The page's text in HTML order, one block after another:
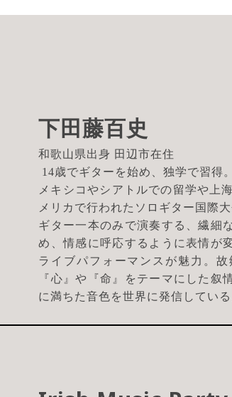
下田藤百史
和歌山県出身 田辺市在住
14歳でギターを始め、独学で習得。
メキシコやシアトルでの留学や上
メリカで行われたソロギター国際
ギター一本のみで演奏する、繊細
め、情感に呼応するように表情が
ライブパフォーマンスが魅力。
『心』や『命』をテーマにした叙
に満ちた音色を世界に発信している